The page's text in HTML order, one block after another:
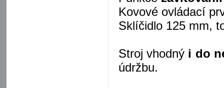
Kovové ovládací
Sklíčidlo 125 mm,
Stroj vhodný i do
údržbu.